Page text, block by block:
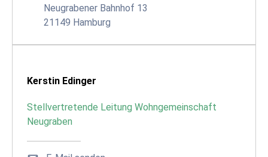
Neugrabener Bahnhof 13
21149 Hamburg
Kerstin Edinger
Stellvertretende Leitung Wohngemeinschaft
Neugraben